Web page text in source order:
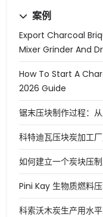
案例
Export Charcoal
Mixer Grinder And
How To Start A
2026 Guide
锯末压块制作过程：
科特迪瓦压块炭加工
如何建立一个炭块压制
Pini Kay 生物质燃料
科索沃木炭生产用水